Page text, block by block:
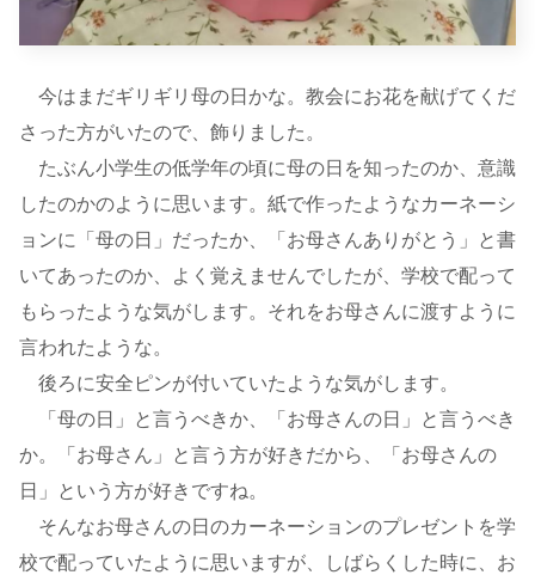
今はまだギリギリ母の日かな。教会にお花を献げてくだ
さった方がいたので、飾りました。
たぶん小学生の低学年の頃に母の日を知ったのか、意識
したのかのように思います。紙で作ったようなカーネーシ
ョンに「母の日」だったか、「お母さんありがとう」と書
いてあったのか、よく覚えませんでしたが、学校で配って
もらったような気がします。それをお母さんに渡すように
言われたような。
後ろに安全ピンが付いていたような気がします。
「母の日」と言うべきか、「お母さんの日」と言うべき
か。「お母さん」と言う方が好きだから、「お母さんの
日」という方が好きですね。
そんなお母さんの日のカーネーションのプレゼントを学
校で配っていたように思いますが、しばらくした時に、お